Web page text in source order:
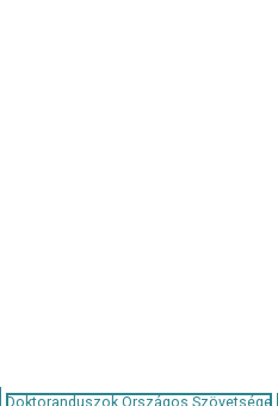
Doktoranduszok Országos Szövetsége